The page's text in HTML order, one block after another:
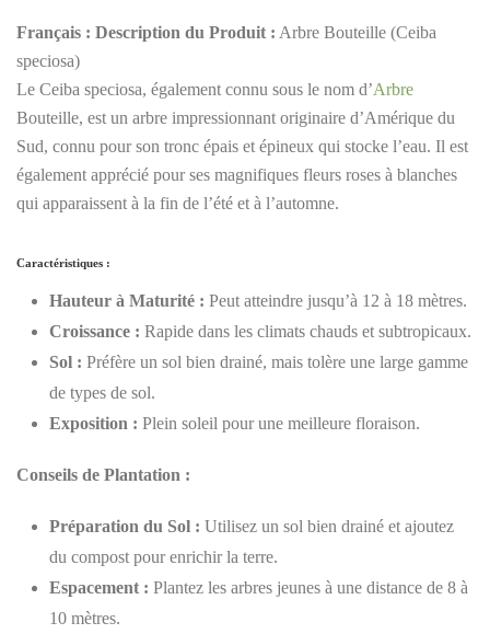
Français : Description du Produit : Arbre Bouteille (Ceiba
speciosa)
Le Ceiba speciosa, également connu sous le nom d’Arbre
Bouteille, est un arbre impressionnant originaire d’Amérique du
Sud, connu pour son tronc épais et épineux qui stocke l’eau. Il est
également apprécié pour ses magnifiques fleurs roses à blanches
qui apparaissent à la fin de l’été et à l’automne.
Caractéristiques :
Hauteur à Maturité : Peut atteindre jusqu’à 12 à 18 mètres.
Croissance : Rapide dans les climats chauds et subtropicaux.
Sol : Préfère un sol bien drainé, mais tolère une large gamme
de types de sol.
Exposition : Plein soleil pour une meilleure floraison.
Conseils de Plantation :
Préparation du Sol : Utilisez un sol bien drainé et ajoutez
du compost pour enrichir la terre.
Espacement : Plantez les arbres jeunes à une distance de 8 à
10 mètres.